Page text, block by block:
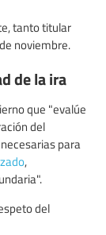
tanto titular
noviembre.
de la ira
que "evalúe
del
para
,
del